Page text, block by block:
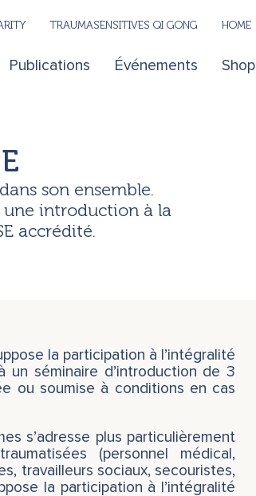
Publications Événements Shop
TRAUMASENSITIVES QI GONG HOME
son ensemble.
introduction à la
accrédité.
la participation à l’intégralité
un séminaire d’introduction de 3
ou soumise à conditions en cas
s’adresse plus particulièrement
(personnel médical,
travailleurs sociaux, secouristes,
la participation à l’intégralité